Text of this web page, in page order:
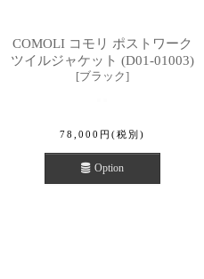
COMOLI コモリ ポストワーク
ツイルジャケット (D01-01003)
[ブラック]
78,000 円 (税別)
Option